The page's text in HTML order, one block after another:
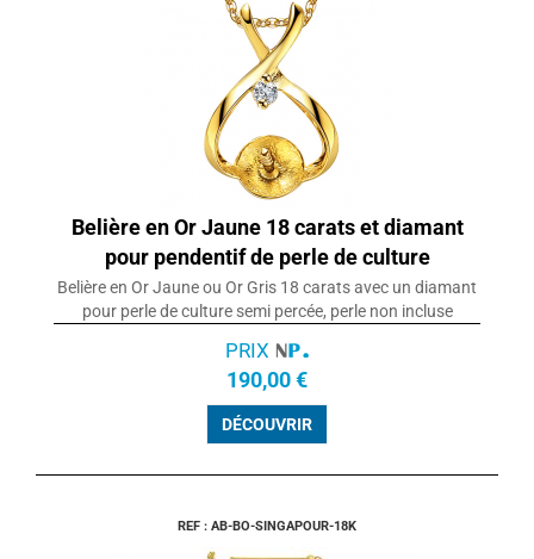
Belière en Or Jaune 18 carats et diamant
pour pendentif de perle de culture
Belière en Or Jaune ou Or Gris 18 carats avec un diamant
pour perle de culture semi percée, perle non incluse
PRIX
190,00 €
DÉCOUVRIR
REF : AB-BO-SINGAPOUR-18K